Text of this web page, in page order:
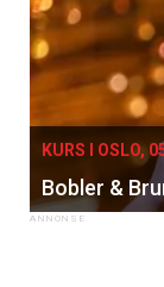
KURS I OSLO,
Bobler &